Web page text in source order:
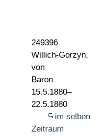
249396
Willich-Gorzyn,
von
Baron
15.5.1880–
22.5.1880
im selben
Zeitraum